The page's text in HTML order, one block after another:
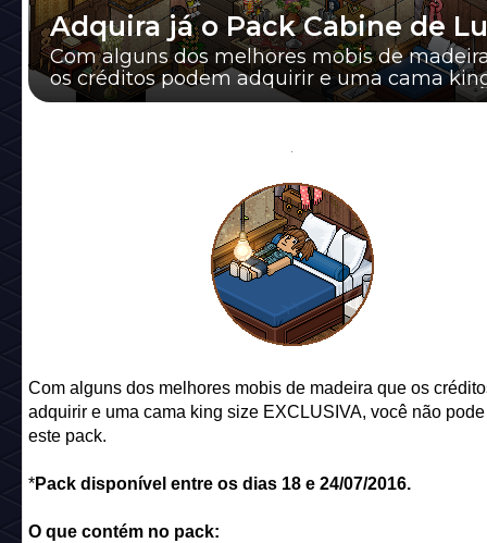
Adquira já o Pack Cabine de
Com alguns dos melhores mobis de
os créditos podem adquirir e uma cama
EXCLUSIVA, você não pode perder este pack.
Com alguns dos melhores mobis de madeira que os
adquirir e uma cama king size EXCLUSIVA, você não
este pack.
*Pack disponível entre os dias 18 e 24/07/2016.
O que contém no pack: